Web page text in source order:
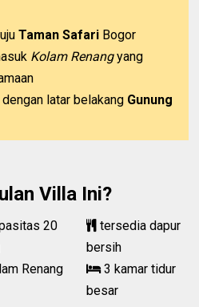
Taman Safari Bogor
Kolam Renangyang
latar belakang Gunung
Villa Ini?
20
Renang
tersedia dapur
bersih
3 kamar tidur
besar